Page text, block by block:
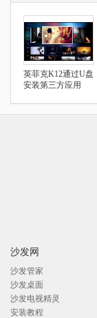
英菲克K12通过U盘
安装第三方应用
沙发网
沙发管家
沙发桌面
沙发电视精灵
安装教程